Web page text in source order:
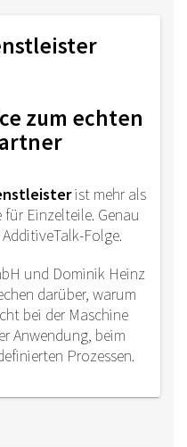
zum echten
ist mehr als
Einzelteile. Genau
Folge.
und Dominik Heinz
darüber, warum
bei der Maschine
Anwendung, beim
Prozessen.